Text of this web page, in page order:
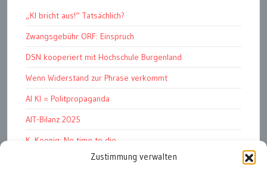
Zustimmung verwalten
„KI bricht aus!“ Tatsächlich?
Zwangsgebühr ORF: Einspruch
DSN kooperiert mit Hochschule Burgenland
Wenn Widerstand zur Phrase verkommt
AI KI = Politpropaganda
AIT-Bilanz 2025
K. Koenig: No time to die
Hinschauen statt Wegschauen